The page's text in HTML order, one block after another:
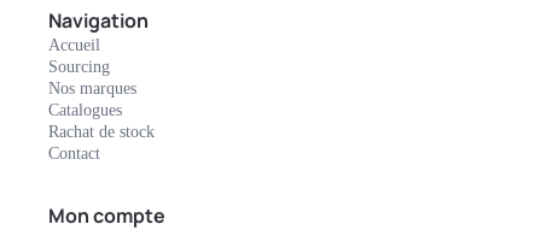
Navigation
Accueil
Sourcing
Nos marques
Catalogues
Rachat de stock
Contact
Mon compte